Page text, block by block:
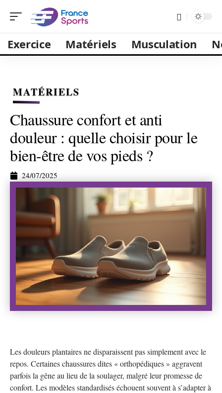
Exercice Matériels Musculation
MATÉRIELS
Chaussure confort et anti
douleur : quelle choisir pour le
bien-être de vos pieds ?
24/07/2025
Les douleurs plantaires ne disparaissent pas simplement avec le
repos. Certaines chaussures dites « orthopédiques » aggravent
parfois la gêne au lieu de la soulager, malgré leur promesse de
confort. Les modèles standardisés échouent souvent à s’adapter à